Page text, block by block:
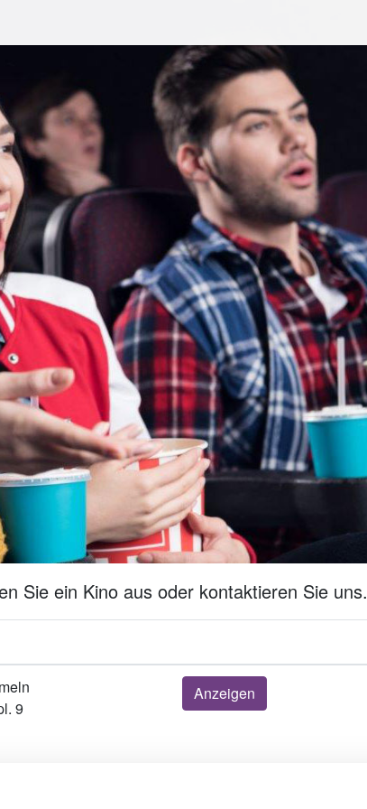
Sie ein Kino aus oder kontaktieren Sie uns.
9
Anzeigen